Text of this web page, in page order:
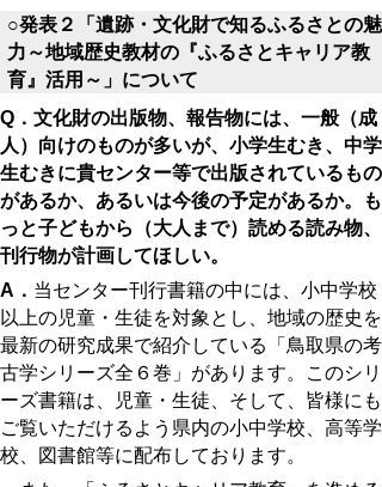
○発表２「遺跡・文化財で知るふるさとの魅
力～地域歴史教材の『ふるさとキャリア教
育』活用～」について
Q．文化財の出版物、報告物には、一般（成
人）向けのものが多いが、小学生むき、中学
生むきに貴センター等で出版されているもの
があるか、あるいは今後の予定があるか。も
っと子どもから（大人まで）読める読み物、
刊行物が計画してほしい。
A． 当センター刊行書籍の中には、小中学校
以上の児童・生徒を対象とし、地域の歴史を
最新の研究成果で紹介している「鳥取県の考
古学シリーズ全６巻」があります。このシリ
ーズ書籍は、児童・生徒、そして、皆様にも
ご覧いただけるよう県内の小中学校、高等学
校、図書館等に配布しております。